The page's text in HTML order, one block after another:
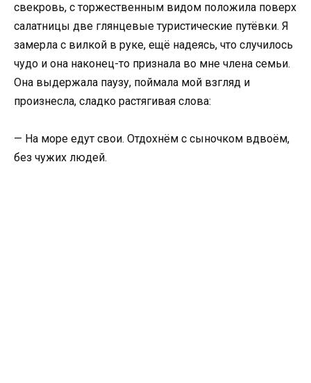
свекровь, с торжественным видом положила поверх
салатницы две глянцевые туристические путёвки. Я
замерла с вилкой в руке, ещё надеясь, что случилось
чудо и она наконец-то признала во мне члена семьи.
Она выдержала паузу, поймала мой взгляд и
произнесла, сладко растягивая слова:
— На море едут свои. Отдохнём с сыночком вдвоём,
без чужих людей.